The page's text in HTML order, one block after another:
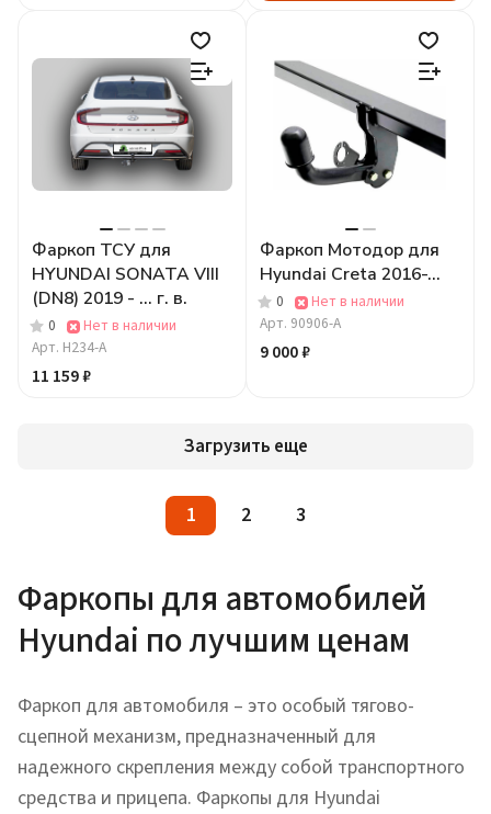
Фаркоп ТСУ для
HYUNDAI SONATA VIII
(DN8) 2019 - ... г. в.
0
Нет в наличии
Арт. H234-A
11 159 ₽
Фаркоп Мотодор для
Hyundai Creta 2016-...
0
Нет в наличии
Арт. 90906-A
9 000 ₽
Загрузить еще
1 2 3
Фаркопы для автомобилей
Hyundai по лучшим ценам
Фаркоп для автомобиля – это особый тягово-
сцепной механизм, предназначенный для
надежного скрепления между собой транспортного
средства и прицепа. Фаркопы для Hyundai